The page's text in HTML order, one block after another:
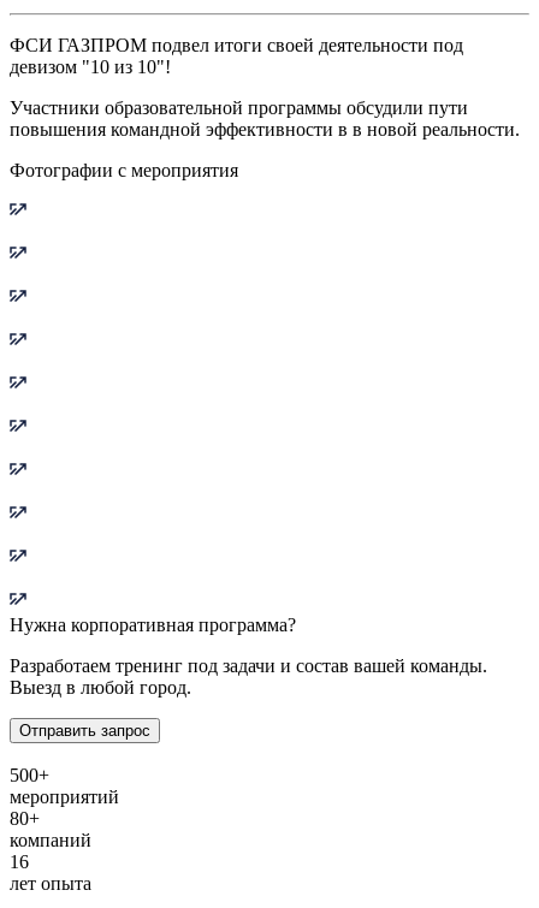
ФСИ ГАЗПРОМ подвел итоги своей деятельности под
девизом "10 из 10"!
Участники образовательной программы обсудили пути
повышения командной эффективности в в новой реальности.
Фотографии с мероприятия
Нужна корпоративная программа?
Разработаем тренинг под задачи и состав вашей команды.
Выезд в любой город.
Отправить запрос
500+
мероприятий
80+
компаний
16
лет опыта